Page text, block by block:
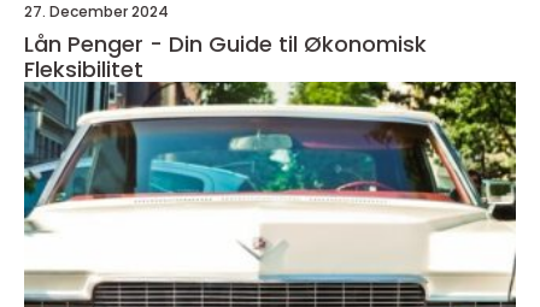
27. December 2024
Lån Penger - Din Guide til Økonomisk
Fleksibilitet